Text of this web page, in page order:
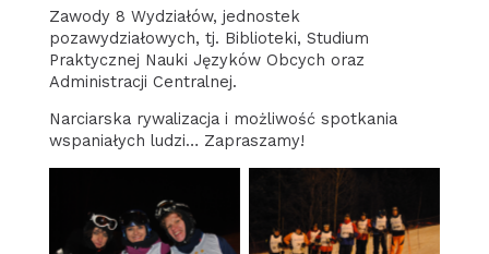
Zawody 8 Wydziałów, jednostek
pozawydziałowych, tj. Biblioteki, Studium
Praktycznej Nauki Języków Obcych oraz
Administracji Centralnej.
Narciarska rywalizacja i możliwość spotkania
wspaniałych ludzi… Zapraszamy!